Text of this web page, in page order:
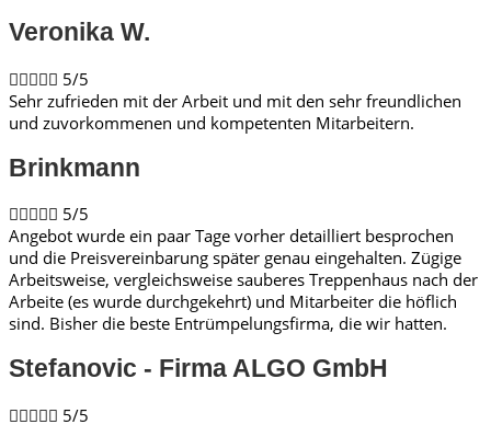
Veronika W.​
 5/5
Sehr zufrieden mit der Arbeit und mit den sehr freundlichen
und zuvorkommenen und kompetenten Mitarbeitern.
Brinkmann​
 5/5
Angebot wurde ein paar Tage vorher detailliert besprochen
und die Preisvereinbarung später genau eingehalten. Zügige
Arbeitsweise, vergleichsweise sauberes Treppenhaus nach der
Arbeite (es wurde durchgekehrt) und Mitarbeiter die höflich
sind. Bisher die beste Entrümpelungsfirma, die wir hatten.
Stefanovic - Firma ALGO GmbH​
 5/5